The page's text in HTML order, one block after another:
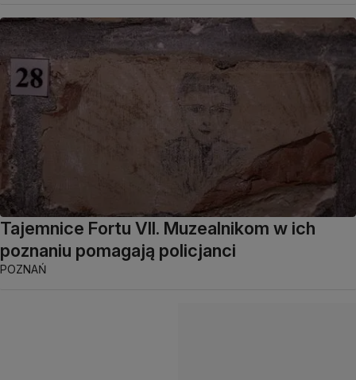
Tajemnice Fortu VII. Muzealnikom w ich
poznaniu pomagają policjanci
POZNAŃ